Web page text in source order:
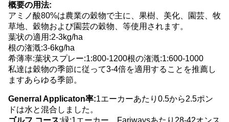
概要の用法:
アミノ酸80%は農業の穀物で主に、果樹、美化、園芸、牧
草地、穀物および園芸の穀物、等使用されます。
葉状の適用:2-3kg/ha
根の潅漑:3-6kg/ha
希薄率:葉状スプレー:1:800-1200根の潅漑:1:600-1000
私達は穀物の季節に従って3-4倍を適用することを推薦し
ますあらゆる季節。
Generral Applicaton率:1エーカーあたり0.5から2.5ポン
ドは水と混合しました。
ゴルフ コース:緑:1エーカー、Fariwaysあたり28-42オンス